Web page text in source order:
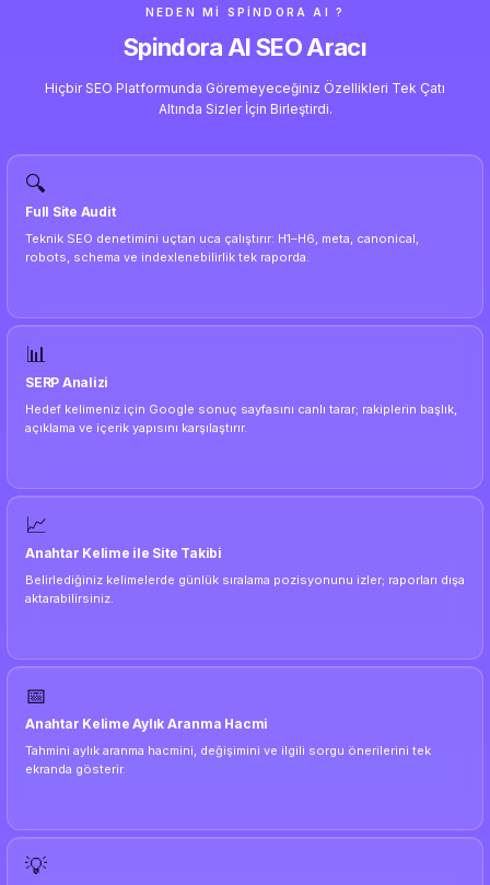
NEDEN MI SPINDORA AI ?
Spindora AI SEO Aracı
Hiçbir SEO Platformunda Göremeyeceğiniz Özellikleri Tek Çatı
Altında Sizler İçin Birleştirdi.
🔍
Full Site Audit
Teknik SEO denetimini uçtan uca çalıştırır: H1–H6, meta, canonical,
robots, schema ve indexlenebilirlik tek raporda.
📊
SERP Analizi
Hedef kelimeniz için Google sonuç sayfasını canlı tarar; rakiplerin başlık,
açıklama ve içerik yapısını karşılaştırır.
📈
Anahtar Kelime ile Site Takibi
Belirlediğiniz kelimelerde günlük sıralama pozisyonunu izler; raporları dışa
aktarabilirsiniz.
📅
Anahtar Kelime Aylık Aranma Hacmi
Tahmini aylık aranma hacmini, değişimini ve ilgili sorgu önerilerini tek
ekranda gösterir.
💡